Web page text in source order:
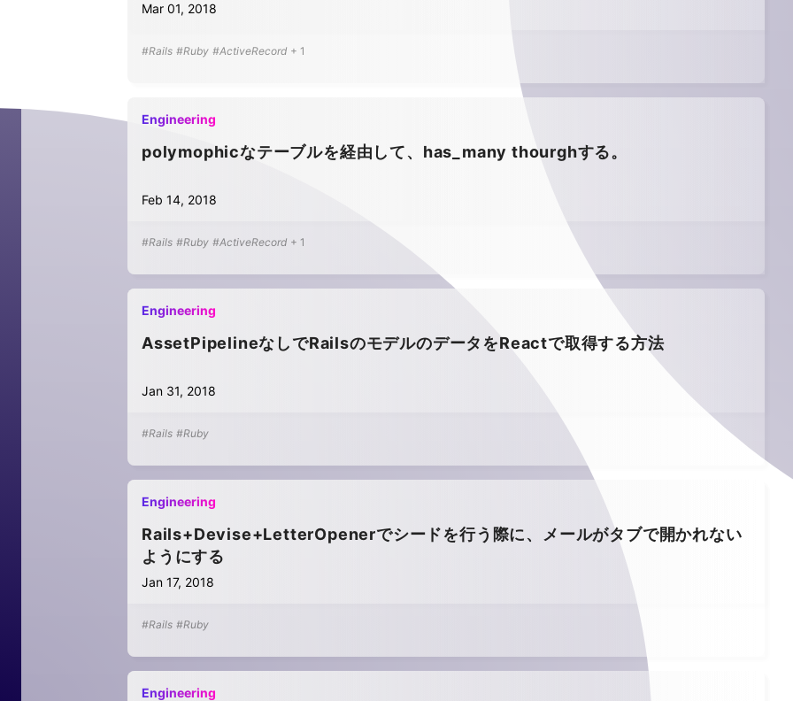
Mar 01, 2018
#Rails #Ruby #ActiveRecord + 1
Engineering
polymophicなテーブルを経由して、has_many thourghする。
Feb 14, 2018
#Rails #Ruby #ActiveRecord + 1
Engineering
AssetPipelineなしでRailsのモデルのデータをReactで取得する方法
Jan 31, 2018
#Rails #Ruby
Engineering
Rails+Devise+LetterOpenerでシードを行う際に、メールがタブで開かれない
ようにする
Jan 17, 2018
#Rails #Ruby
Engineering